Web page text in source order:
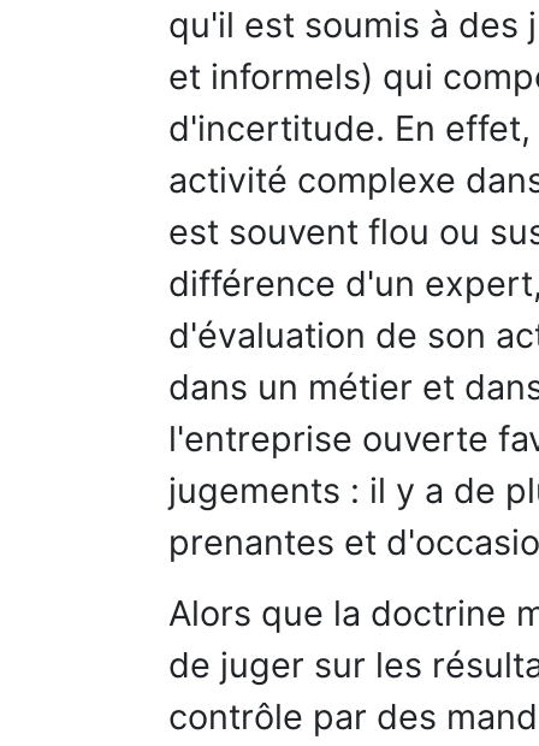
qu'il est soumis à des
et informels) qui
d'incertitude. En
activité complexe
est souvent flou ou
différence d'un
d'évaluation de son
dans un métier et
l'entreprise ouverte
jugements : il y a de
prenantes et
Alors que la doctrine
de juger sur les
contrôle par des